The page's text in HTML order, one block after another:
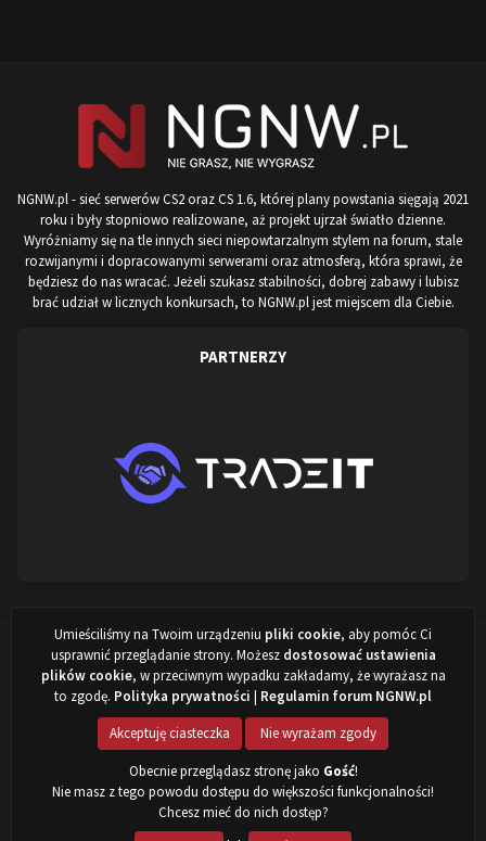
NGNW.pl - sieć serwerów CS2 oraz CS 1.6, której plany powstania sięgają 2021
roku i były stopniowo realizowane, aż projekt ujrzał światło dzienne.
Wyróżniamy się na tle innych sieci niepowtarzalnym stylem na forum, stale
rozwijanymi i dopracowanymi serwerami oraz atmosferą, która sprawi, że
będziesz do nas wracać. Jeżeli szukasz stabilności, dobrej zabawy i lubisz
brać udział w licznych konkursach, to NGNW.pl jest miejscem dla Ciebie.
PARTNERZY
Projekt stworzony przez:ARISovsky,NewITVision.pl&NGNW.pl
2022 - 2026
Powered by Invision Community
Umieściliśmy na Twoim urządzeniu pliki cookie, aby pomóc Ci
usprawnić przeglądanie strony. Możesz dostosować ustawienia
plików cookie, w przeciwnym wypadku zakładamy, że wyrażasz na
to zgodę. Polityka prywatności | Regulamin forum NGNW.pl
Akceptuję ciasteczka
Nie wyrażam zgody
Obecnie przeglądasz stronę jako Gość!
Nie masz z tego powodu dostępu do większości funkcjonalności!
Chcesz mieć do nich dostęp?